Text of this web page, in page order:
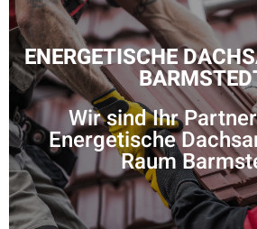
ENERGETISCHE
Wir sind Ihr
Energetische
Raum